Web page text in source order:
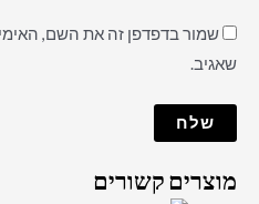
שמור בדפדפן זה את השם,
שאגיב.
מוצרים קשורים